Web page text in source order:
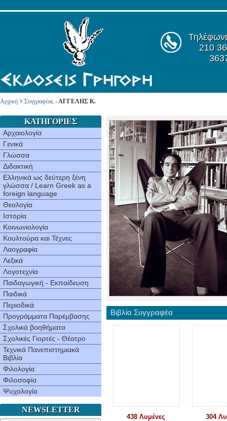
210
Αρχική > Συγγραφέας - ΑΓΓEΛHΣ K.
ΚΑΤΗΓΟΡΙΕΣ
Αρχαιολογία
Γενικά
Γλώσσα
Διδακτική
Ελληνικά ως δεύτερη ξένη
γλώσσα / Learn Greek as a
foreign language
Θεολογία
Ιστορία
Κοινωνιολογία
Κουλτούρα και Τέχνες
Λαογραφία
Λεξικά
Λογοτεχνία
Παιδαγωγική - Εκπαίδευση
Παιδικά
Περιοδικά
Προγράμματα Παρέμβασης
Σχολικά βοηθήματα
Σχολικές Γιορτές - Θέατρο
Τεχνικά Πανεπιστημιακά
Βιβλία
Φιλολογία
Φιλοσοφία
Ψυχολογία
NEWSLETTER
Βιβλία Συγγραφέα
438 Λυμένες
304